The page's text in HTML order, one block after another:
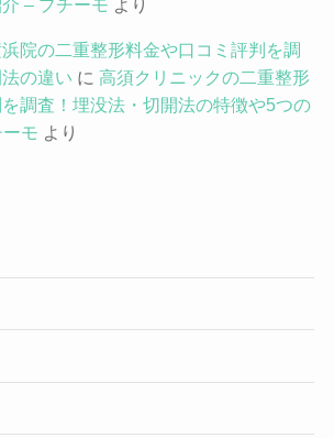
院の二重整形料金や口コミ評判を調
の違い に 高須クリニックの二重整形
調査！埋没法・切開法の特徴や5つの
モ より